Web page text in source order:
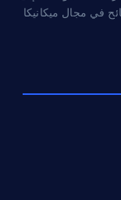
في مجال ميكانيكا